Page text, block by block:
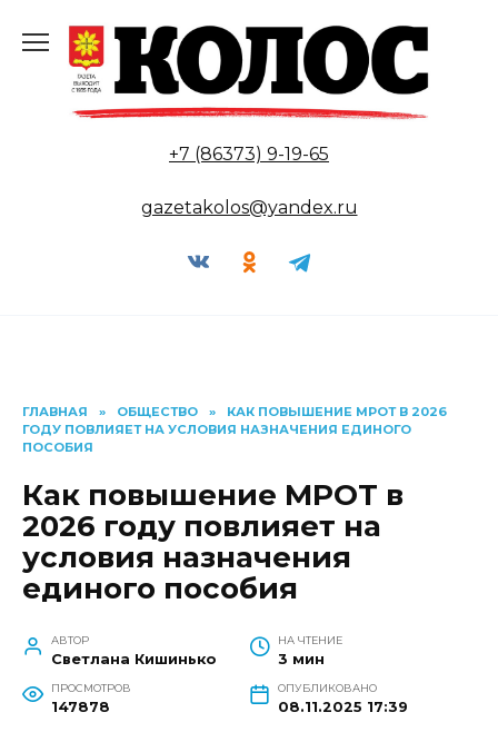
содержанию
+7 (86373) 9-19-65
gazetakolos@yandex.ru
ГЛАВНАЯ » ОБЩЕСТВО »
КАК ПОВЫШЕНИЕ МРОТ В 2026
ГОДУ ПОВЛИЯЕТ НА УСЛОВИЯ НАЗНАЧЕНИЯ ЕДИНОГО
ПОСОБИЯ
Как повышение МРОТ в
2026 году повлияет на
условия назначения
единого пособия
АВТОР
Светлана Кишинько
НА ЧТЕНИЕ
3 мин
ПРОСМОТРОВ
147878
ОПУБЛИКОВАНО
08.11.2025 17:39